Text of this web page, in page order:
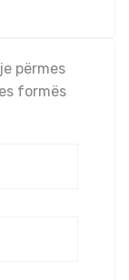
përmes
formës